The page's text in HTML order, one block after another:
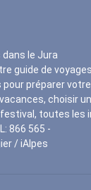
le Jura
guide de
préparer
choisir
toutes les
866 565 -
/ iAlpes